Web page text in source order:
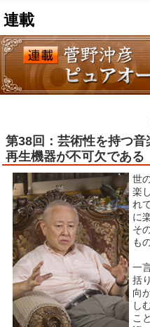
連載
第38回：芸術性を持つ
再生機器が不可欠である
世
楽
れ
に
そ
も
一
括
向
し
こ